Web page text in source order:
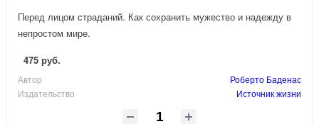
Перед лицом страданий. Как сохранить мужество и надежду в
непростом мире.
475 руб.
Автор
Роберто Баденас
Издательство
Источник жизни